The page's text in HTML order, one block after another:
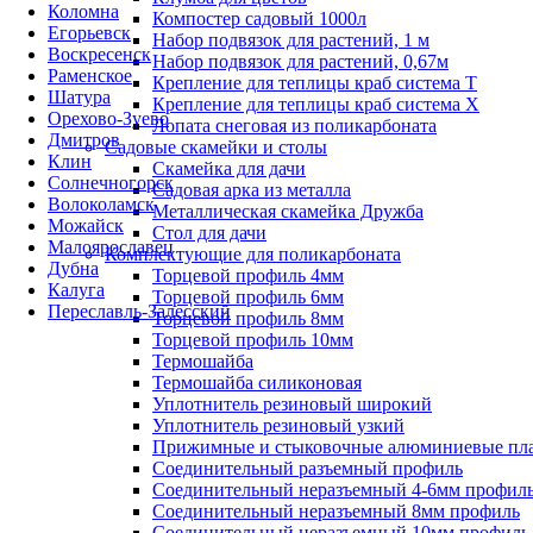
Коломна
Егорьевск
Воскресенск
Раменское
Шатура
Орехово-Зуево
Дмитров
Клин
Солнечногорск
Волоколамск
Можайск
Малоярославец
Дубна
Калуга
Переславль-Залесский
Компостер садовый 1000л
Набор подвязок для растений, 1 м
Набор подвязок для растений, 0,67м
Крепление для теплицы краб система Т
Крепление для теплицы краб система Х
Лопата снеговая из поликарбоната
Садовые скамейки и столы
Скамейка для дачи
Садовая арка из металла
Металлическая скамейка Дружба
Стол для дачи
Комплектующие для поликарбоната
Торцевой профиль 4мм
Торцевой профиль 6мм
Торцевой профиль 8мм
Торцевой профиль 10мм
Термошайба
Термошайба силиконовая
Уплотнитель резиновый широкий
Уплотнитель резиновый узкий
Прижимные и стыковочные алюминиевые
Соединительный разъемный профиль
Соединительный неразъемный 4-6мм
Соединительный неразъемный 8мм профиль